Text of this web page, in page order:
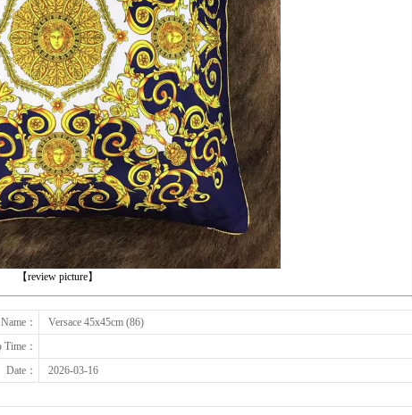
【review picture】
下一张
Name：
Versace 45x45cm (86)
Time：
Date：
2026-03-16